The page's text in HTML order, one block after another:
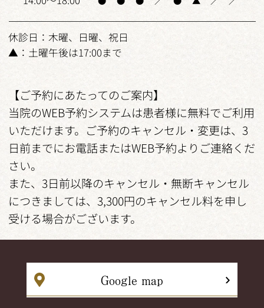
休診日：木曜、日曜、祝日
▲：土曜午後は17:00まで
【ご予約にあたってのご案内】
当院のWEB予約システムは患者様に無料でご利用
いただけます。ご予約のキャンセル・変更は、3
日前までにお電話またはWEB予約よりご連絡くだ
さい。
また、3日前以降のキャンセル・無断キャンセル
につきましては、3,300円のキャンセル料を申し
受ける場合がございます。
Google map